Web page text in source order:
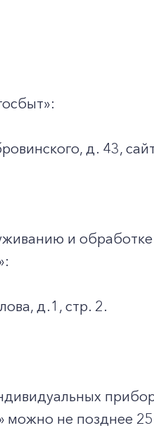
д. 43,
и
д.1, стр. 2.
не позднее